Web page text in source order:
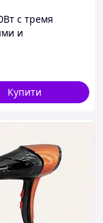
с тремя
и
для укладки
Купити